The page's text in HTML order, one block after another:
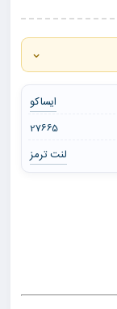
⌄
ایساکو
27665
لنت ترمز